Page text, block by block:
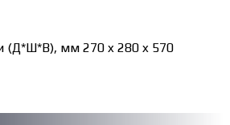
(Д*Ш*В), мм 270 x 280 x 570